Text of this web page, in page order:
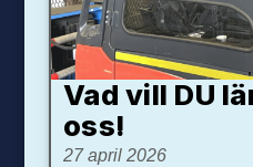
Vad vill DU
oss!
27 april 2026